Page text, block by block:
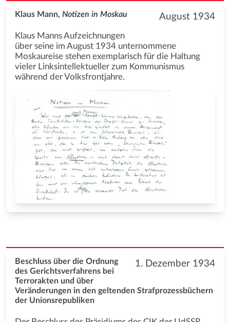
August 1934
Klaus Mann, Notizen in Moskau
Klaus Manns Aufzeichnungen
über seine im August 1934 unternommene
Moskaureise stehen exemplarisch für die Haltung
vieler Linksintellektueller zum Kommunismus
während der Volksfrontjahre.
1. Dezember 1934
Beschluss über die Ordnung
des Gerichtsverfahrens bei
Terrorakten und über
Veränderungen in den geltenden Strafprozessbüchern
der Unionsrepubliken